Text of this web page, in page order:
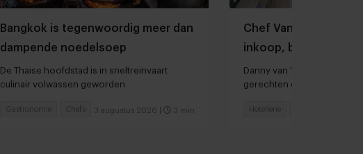
Bangkok is tegenwoordig meer dan
dampende noedelsoep
De Thaise hoofdstad is in sneltreinvaart
culinair volwassen geworden
3 augustus 2026 3 min
Gastronomie Chefs
Chef Van der Valk
inkoop,
hardlopers
Danny van ‘t Veld: “We
gerechten op het menu
Hotellerie